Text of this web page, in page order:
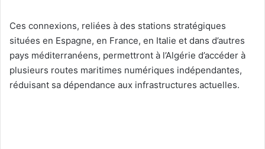
Ces connexions, reliées à des stations stratégiques
situées en Espagne, en France, en Italie et dans d’autres
pays méditerranéens, permettront à l’Algérie d’accéder à
plusieurs routes maritimes numériques indépendantes,
réduisant sa dépendance aux infrastructures actuelles.